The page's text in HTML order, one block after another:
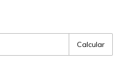
Calcular